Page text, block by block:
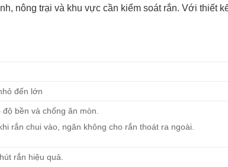
nông trại và khu vực cần kiểm soát rắn. Với thiết
đến lớn
bền và chống ăn mòn.
rắn chui vào, ngăn không cho rắn thoát ra ngoài.
rắn hiệu quả.